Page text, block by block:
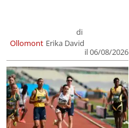
Ollomont
di
Erika David
il 06/08/2026